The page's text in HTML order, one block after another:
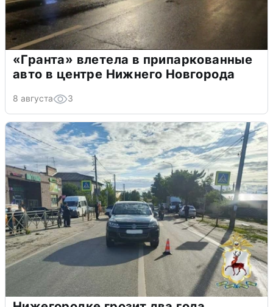
«Гранта» влетела в припаркованные
авто в центре Нижнего Новгорода
8 августа 3